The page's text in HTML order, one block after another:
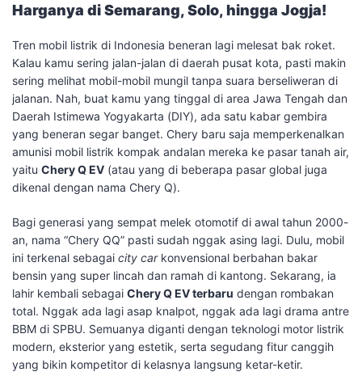
Harganya di Semarang, Solo, hingga Jogja!
​Tren mobil listrik di Indonesia beneran lagi melesat bak roket.
Kalau kamu sering jalan-jalan di daerah pusat kota, pasti makin
sering melihat mobil-mobil mungil tanpa suara berseliweran di
jalanan. Nah, buat kamu yang tinggal di area Jawa Tengah dan
Daerah Istimewa Yogyakarta (DIY), ada satu kabar gembira
yang beneran segar banget. Chery baru saja memperkenalkan
amunisi mobil listrik kompak andalan mereka ke pasar tanah air,
yaitu Chery Q EV (atau yang di beberapa pasar global juga
dikenal dengan nama Chery Q).
​Bagi generasi yang sempat melek otomotif di awal tahun 2000-
an, nama “Chery QQ” pasti sudah nggak asing lagi. Dulu, mobil
ini terkenal sebagai city carkonvensional berbahan bakar
bensin yang super lincah dan ramah di kantong. Sekarang, ia
lahir kembali sebagai Chery Q EV terbaru dengan rombakan
total. Nggak ada lagi asap knalpot, nggak ada lagi drama antre
BBM di SPBU. Semuanya diganti dengan teknologi motor listrik
modern, eksterior yang estetik, serta segudang fitur canggih
yang bikin kompetitor di kelasnya langsung ketar-ketir.